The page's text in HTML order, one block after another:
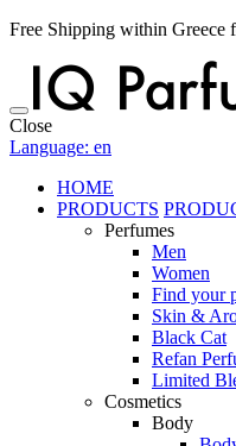
Free Shipping within Greece
Close
Language: en
HOME
PRODUCTS
Perfumes
Men
Women
Find your
Skin &
Black Cat
Refan
Limited
Cosmetics
Body